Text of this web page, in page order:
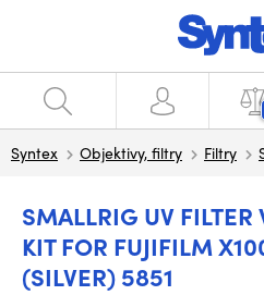
Syntex Objektivy, filtry Filtry
SMALLRIG UV
KIT FOR FUJIFILM
(SILVER) 5851